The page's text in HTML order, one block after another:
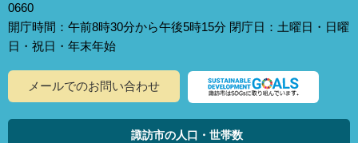
0660
開庁時間：午前8時30分から午後5時15分 閉庁日：土曜日・日曜
日・祝日・年末年始
メールでのお問い合わせ
諏訪市の人口・世帯数